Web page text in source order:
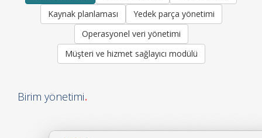
Kaynak planlaması
Yedek parça yönetimi
Operasyonel veri yönetimi
Müşteri ve hizmet sağlayıcı modülü
Birim yönetimi